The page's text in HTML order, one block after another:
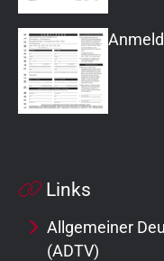
Links
Allgemeiner
(ADTV)